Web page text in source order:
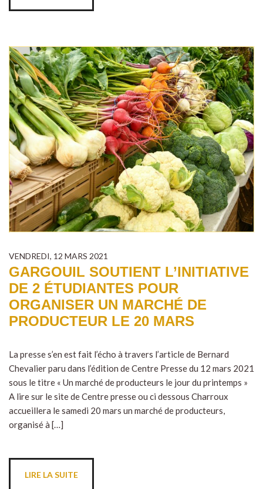
VENDREDI, 12 MARS 2021
GARGOUIL SOUTIENT L’INITIATIVE
DE 2 ÉTUDIANTES POUR
ORGANISER UN MARCHÉ DE
PRODUCTEUR LE 20 MARS
La presse s’en est fait l’écho à travers l’article de Bernard
Chevalier paru dans l’édition de Centre Presse du 12 mars 2021
sous le titre « Un marché de producteurs le jour du printemps »
A lire sur le site de Centre presse ou ci dessous Charroux
accueillera le samedi 20 mars un marché de producteurs,
organisé à […]
LIRE LA SUITE